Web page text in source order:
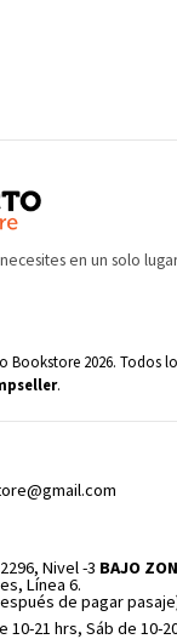
en un solo
Bookstore 2026. Todos
.
Nivel -3 BAJO
Línea 6.
de pagar
10-21 hrs, Sáb de 10-